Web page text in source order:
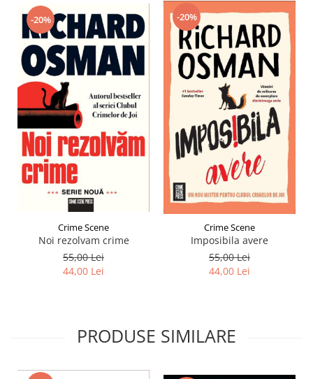
-20%
Crime Scene
Noi rezolvam crime
55,00 Lei
44,00 Lei
-20%
Crime Scene
Imposibila avere
55,00 Lei
44,00 Lei
PRODUSE SIMILARE